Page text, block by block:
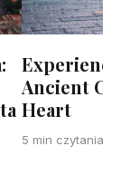
Ancient
Heart
5 min czytania